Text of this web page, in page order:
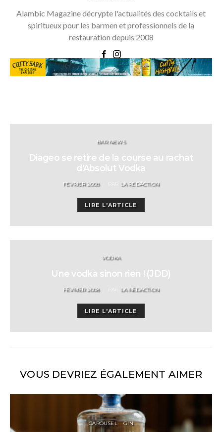
Alambic Magazine décrypte l'actualités des cocktails et
spiritueux pour les barmen et professionnels de la
restauration depuis 2008
BAR NEWS
Diageo se retire de la course au rachat
d'Absolut Vodka
POSTED
FÉVRIER 2008 LA RÉDACTION
LIRE L'ARTICLE
VODKA
Une vodka sinon rien ! (JDD)
POSTED
FÉVRIER 2008 LA RÉDACTION
LIRE L'ARTICLE
VOUS DEVRIEZ ÉGALEMENT AIMER
CAROUSEL GIN